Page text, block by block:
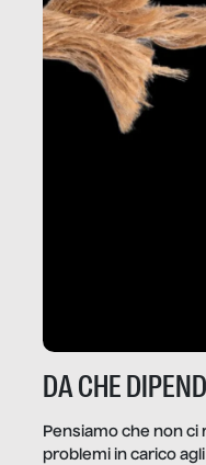
DA CHE
Pensiamo che non ci
problemi in carico